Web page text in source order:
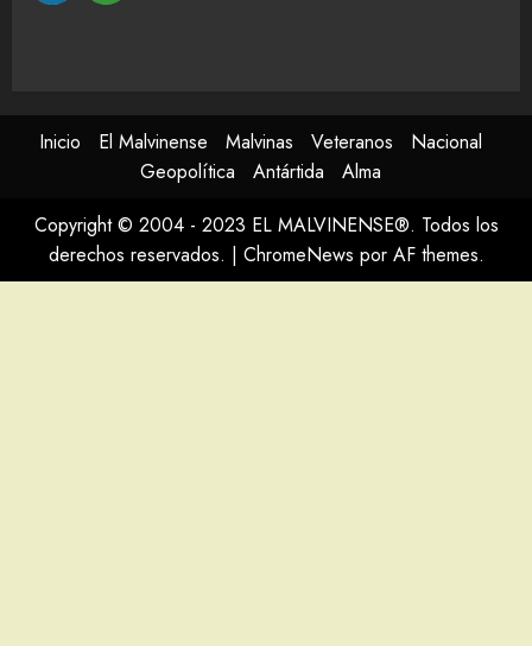
Inicio El Malvinense Malvinas Veteranos
Nacional
Geopolítica
Antártida
Alma
Copyright © 2004 - 2023 EL MALVINENSE®. Todos los
derechos reservados. | ChromeNews por AF themes.